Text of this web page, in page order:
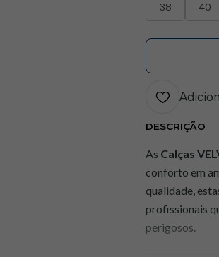
38 40
DESCRIÇÃO
As Calças
conforto em
qualidade,
profissionais
perigosos.​